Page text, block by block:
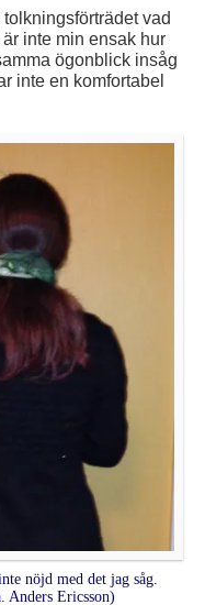
vad
inte min ensak hur
ögonblick insåg
inte en komfortabel
nöjd med det jag såg.
Anders Ericsson)